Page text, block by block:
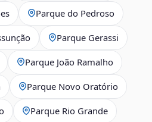
Parque do Pedroso
Parque Gerassi
Parque João Ramalho
Parque Novo Oratório
Parque Rio Grande